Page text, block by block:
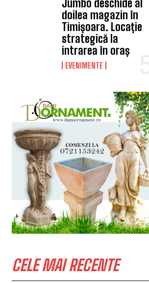
Jumbo deschide al
doilea magazin în
Timișoara. Locație
strategică la
intrarea în oraș
EVENIMENTE
CELE MAI RECENTE